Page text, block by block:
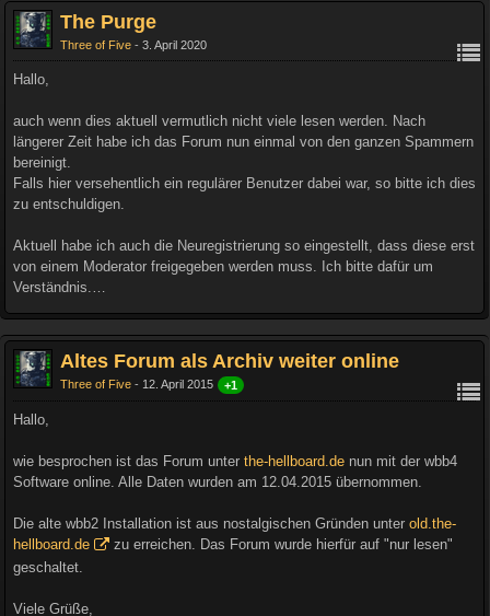
The Purge
Three of Five 3. April 2020
Hallo,
auch wenn dies aktuell vermutlich nicht viele lesen werden. Nach
längerer Zeit habe ich das Forum nun einmal von den ganzen Spammern
bereinigt.
Falls hier versehentlich ein regulärer Benutzer dabei war, so bitte ich dies
zu entschuldigen.
Aktuell habe ich auch die Neuregistrierung so eingestellt, dass diese erst
von einem Moderator freigegeben werden muss. Ich bitte dafür um
Verständnis.…
Altes Forum als Archiv weiter online
Three of Five 12. April 2015 +1
Hallo,
wie besprochen ist das Forum unter the-hellboard.de nun mit der wbb4
Software online. Alle Daten wurden am 12.04.2015 übernommen.
Die alte wbb2 Installation ist aus nostalgischen Gründen unter old.the-
hellboard.de
zu erreichen. Das Forum wurde hierfür auf "nur lesen"
geschaltet.
Viele Grüße,